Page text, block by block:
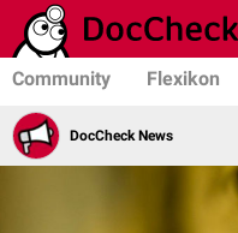
Community Flexikon
DocCheck News